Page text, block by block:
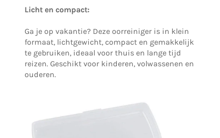
Licht en compact:
Ga je op vakantie? Deze oorreiniger is in klein
formaat, lichtgewicht, compact en gemakkelijk
te gebruiken, ideaal voor thuis en lange tijd
reizen. Geschikt voor kinderen, volwassenen en
ouderen.